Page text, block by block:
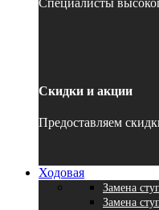
Скидки и акции
Предоставляем
Ходовая
Замена
Замена